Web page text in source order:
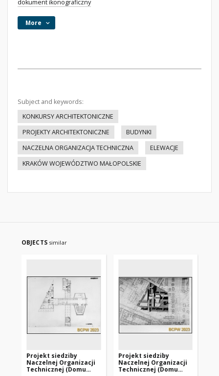
dokument ikonograficzny
More
Subject and keywords:
KONKURSY ARCHITEKTONICZNE
PROJEKTY ARCHITEKTONICZNE
BUDYNKI
NACZELNA ORGANIZACJA TECHNICZNA
ELEWACJE
KRAKÓW WOJEWÓDZTWO MAŁOPOLSKIE
OBJECTS similar
Projekt siedziby
Naczelnej Organizacji
Technicznej (Domu
Projekt siedziby
Naczelnej Organizacji
Technicznej (Domu